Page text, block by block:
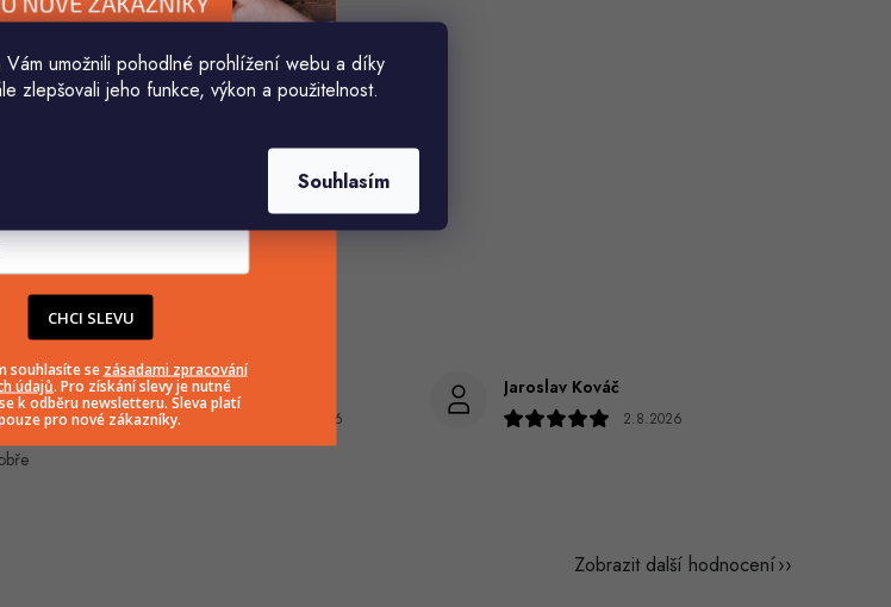
umožnili pohodlné prohlížení webu a díky
zlepšovali jeho funkce, výkon a použitelnost.
Souhlasím
Ivana Mimrackova
4.8.2026
Jaroslav Kováč
2.8.2026
Zobrazit další hodnocení
CHCI SLEVU
souhlasíte se zásadami zpracování
údajů. Pro získání slevy je nutné
k odběru newsletteru. Sleva platí
pro nové zákazníky.